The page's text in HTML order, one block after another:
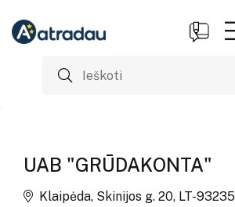
UAB "GRŪDAKONTA"
Klaipėda, Skinijos g. 20, LT-93235